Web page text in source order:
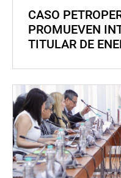
CASO
PROMUEVEN
TITULAR DE